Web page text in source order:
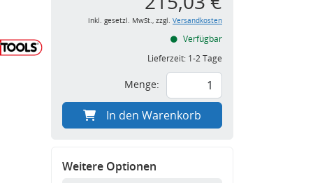
inkl. gesetzl. MwSt., zzgl. Versandkosten
Verfügbar
Lieferzeit: 1-2 Tage
Menge:
In den Warenkorb
Weitere Optionen